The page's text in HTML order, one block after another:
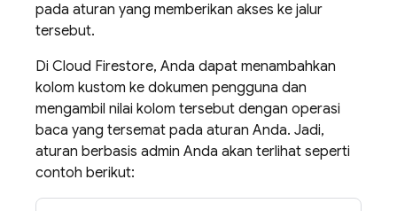
pada aturan yang memberikan akses ke jalur
tersebut.
Di Cloud Firestore, Anda dapat menambahkan
kolom kustom ke dokumen pengguna dan
mengambil nilai kolom tersebut dengan operasi
baca yang tersemat pada aturan Anda. Jadi,
aturan berbasis admin Anda akan terlihat seperti
contoh berikut: